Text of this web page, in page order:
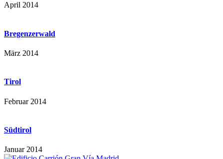
April 2014
Bregenzerwald
März 2014
Tirol
Februar 2014
Südtirol
Januar 2014